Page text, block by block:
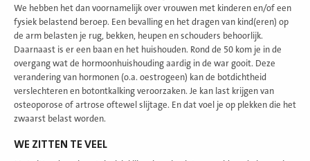
We hebben het dan voornamelijk over vrouwen met kinderen en/of een
fysiek belastend beroep. Een bevalling en het dragen van kind(eren) op
de arm belasten je rug, bekken, heupen en schouders behoorlijk.
Daarnaast is er een baan en het huishouden. Rond de 50 kom je in de
overgang wat de hormoonhuishouding aardig in de war gooit. Deze
verandering van hormonen (o.a. oestrogeen) kan de botdichtheid
verslechteren en botontkalking veroorzaken. Je kan last krijgen van
osteoporose of artrose oftewel slijtage. En dat voel je op plekken die het
zwaarst belast worden.
WE ZITTEN TE VEEL